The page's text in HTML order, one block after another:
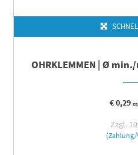
OHRKLEMMEN | Ø
€0,29
Zzgl.
(Zahlung/